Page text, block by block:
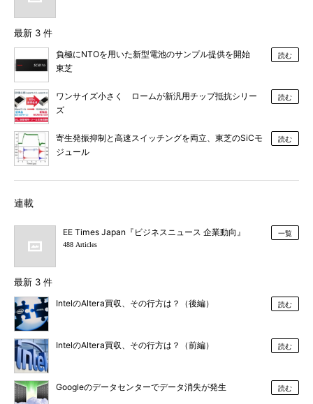
最新 3 件
負極にNTOを用いた新型電池のサンプル提供を開始
東芝
読む
ワンサイズ小さく ロームが新汎用チップ抵抗シリー
ズ
読む
寄生発振抑制と高速スイッチングを両立、東芝のSiCモ
ジュール
読む
連載
EE Times Japan『ビジネスニュース 企業動向』
488 Articles
一覧
最新 3 件
IntelのAltera買収、その行方は？（後編） 読む
IntelのAltera買収、その行方は？（前編） 読む
Googleのデータセンターでデータ消失が発生 読む